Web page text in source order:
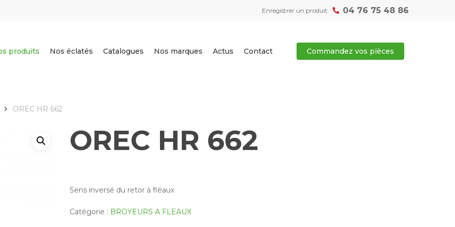
Enregistrer un produit 04 76 75 48 86
produits Nos éclatés Catalogues Nos marques Actus Contact Commandez vos pièces
OREC HR 662
OREC HR 662
Sens inversé du retor à fléaux
Catégorie : BROYEURS A FLEAUX